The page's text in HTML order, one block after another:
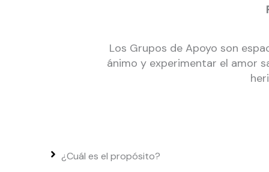
Los Grupos de Apoyo son
ánimo y experimentar el amor
¿Cuál es el propósito?